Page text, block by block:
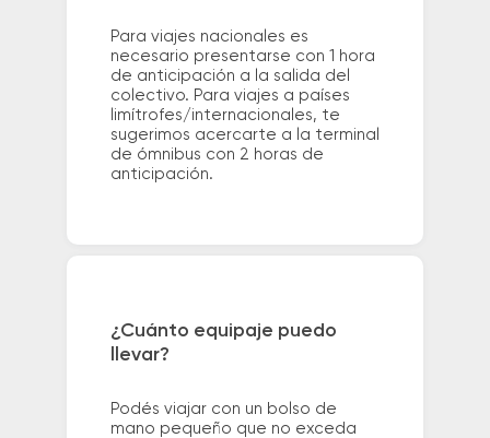
Para viajes nacionales es
necesario presentarse con 1 hora
de anticipación a la salida del
colectivo. Para viajes a países
limítrofes/internacionales, te
sugerimos acercarte a la terminal
de ómnibus con 2 horas de
anticipación.
¿Cuánto equipaje puedo
llevar?
Podés viajar con un bolso de
mano pequeño que no exceda